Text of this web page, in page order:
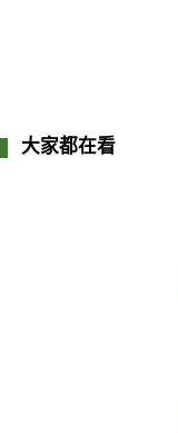
大家都在看